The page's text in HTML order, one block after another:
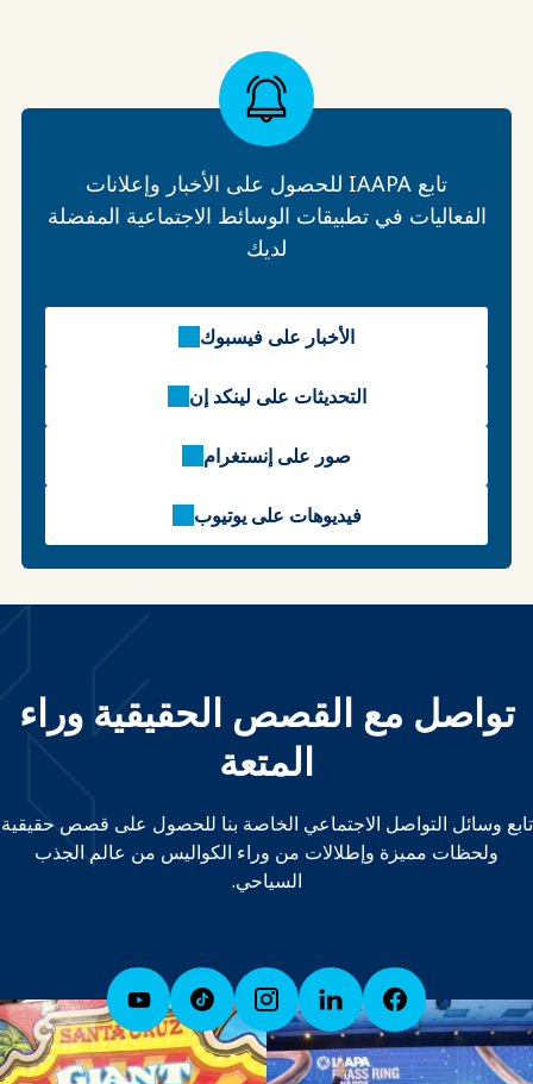
تابع IAAPA للحصول على الأخبار وإعلانات
الفعاليات في تطبيقات الوسائط الاجتماعية المفضلة
لديك
الأخبار على فيسبوك
التحديثات على لينكد إن
صور على إنستغرام
فيديوهات على يوتيوب
تواصل مع القصص الحقيقية وراء
المتعة
تابع وسائل التواصل الاجتماعي الخاصة بنا للحصول على قصص حقيقية
ولحظات مميزة وإطلالات من وراء الكواليس من عالم الجذب
السياحي.